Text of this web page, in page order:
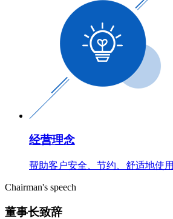
经营理念
帮助客户安全、节约、舒适地使
Chairman's speech
董事长致辞